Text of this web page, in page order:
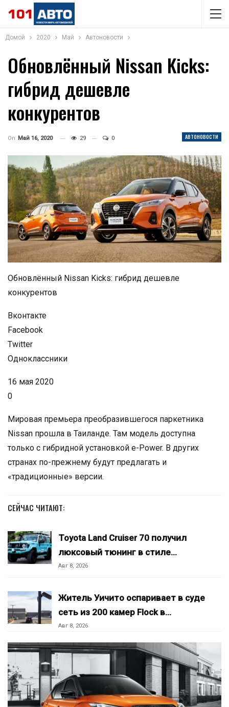
Домой 2020 Май Автоновости
Обновлённый Nissan Kicks:
гибрид дешевле
конкурентов
АВТОНОВОСТИ
On Май 16, 2020 29 0
Обновлённый Nissan Kicks: гибрид дешевле
конкурентов
Вконтакте
Facebook
Twitter
Одноклассники
16 мая 2020
0
Мировая премьера преобразившегося паркетника
Nissan прошла в Таиланде. Там модель доступна
только с гибридной установкой e-Power. В других
странах по-прежнему будут предлагать и
«традиционные» версии.
СЕЙЧАС ЧИТАЮТ:
Toyota Land Cruiser 70 получил
люксовый тюнинг в стиле…
Авг 8, 2026
Житель Уичито оспаривает в суде
сеть из 200 камер Flock в…
Авг 8, 2026